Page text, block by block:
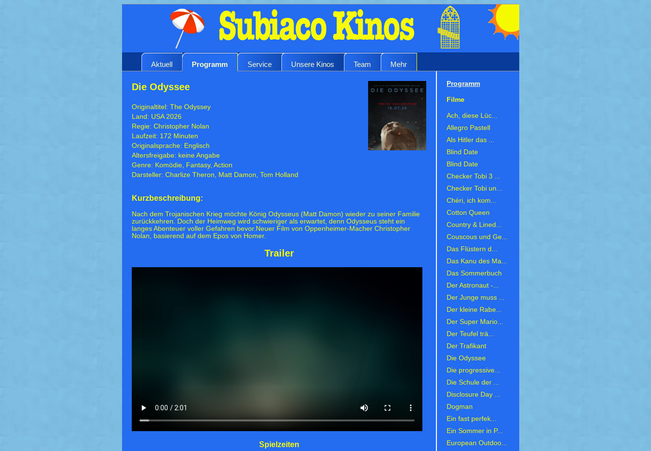
Aktuell Programm Service Unsere Kinos Team Mehr
Die Odyssee
Originaltitel: The Odyssey
Land: USA 2026
Regie: Christopher Nolan
Laufzeit: 172 Minuten
Originalsprache: Englisch
Altersfreigabe: keine Angabe
Genre: Komödie, Fantasy, Action
Darsteller: Charlize Theron, Matt Damon, Tom Holland
Kurzbeschreibung:
Nach dem Trojanischen Krieg möchte König Odysseus (Matt Damon) wieder zu seiner Familie
zurückkehren. Doch der Heimweg wird schwieriger als erwartet, denn Odysseus steht ein
langes Abenteuer voller Gefahren bevor.Neuer Film von Oppenheimer-Macher Christopher
Nolan, basierend auf dem Epos von Homer.
Trailer
Spielzeiten
Programm
Filme
Ach, diese Lüc...
Allegro Pastell
Als Hitler das ...
Blind Date
Blind Date
Checker Tobi 3 ...
Checker Tobi un...
Chéri, ich kom...
Cotton Queen
Country & Lined...
Couscous und Ge...
Das Flüstern d...
Das Kanu des Ma...
Das Sommerbuch
Der Astronaut -...
Der Junge muss ...
Der kleine Rabe...
Der Super Mario...
Der Teufel trä...
Der Trafikant
Die Odyssee
Die progressive...
Die Schule der ...
Disclosure Day ...
Dogman
Ein fast perfek...
Ein Sommer in P...
European Outdoo...